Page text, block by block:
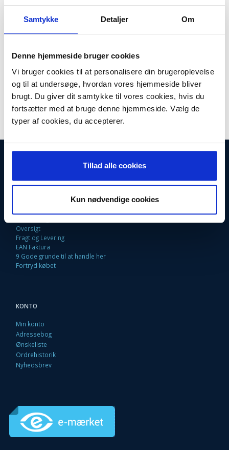
Samtykke Detaljer Om
Denne hjemmeside bruger cookies
Vi bruger cookies til at personalisere din brugeroplevelse
og til at undersøge, hvordan vores hjemmeside bliver
brugt. Du giver dit samtykke til vores cookies, hvis du
fortsætter med at bruge denne hjemmeside. Vælg de
typer af cookies, du accepterer.
Tillad alle cookies
Kun nødvendige cookies
Model/varenr.:
Lager: På lager
Antal LÆG I KURV
Universalt bøjeligt mundstykke med børste. Gør det let at støvsuge
bag radiatorer, skabe m.m. Passer til alle gængse
husholdningsstøvsugere (30-36 mm).
Firma profil
Betingelser & Vilkår
Oversigt
Fragt og Levering
EAN Faktura
9 Gode grunde til at handle her
Fortryd købet
KONTO
Min konto
Adressebog
Ønskeliste
Ordrehistorik
Nyhedsbrev